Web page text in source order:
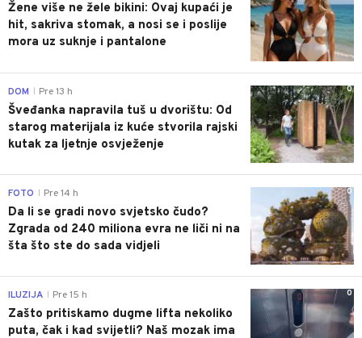
Žene više ne žele bikini: Ovaj kupaći je
hit, sakriva stomak, a nosi se i poslije
mora uz suknje i pantalone
0
DOM Pre 13 h
Šveđanka napravila tuš u dvorištu: Od
starog materijala iz kuće stvorila rajski
kutak za ljetnje osvježenje
0
FOTO Pre 14 h
Da li se gradi novo svjetsko čudo?
Zgrada od 240 miliona evra ne liči ni na
šta što ste do sada vidjeli
0
ILUZIJA Pre 15 h
Zašto pritiskamo dugme lifta nekoliko
puta, čak i kad svijetli? Naš mozak ima